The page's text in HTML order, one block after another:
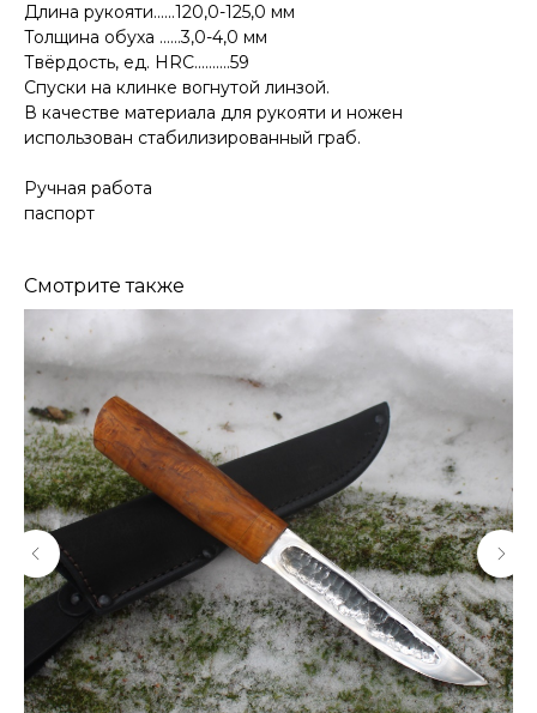
Длина рукояти......120,0-125,0 мм
Толщина обуха ......3,0-4,0 мм
Твёрдость, ед. HRC..........59
Спуски на клинке вогнутой линзой.
В качестве материала для рукояти и ножен
использован стабилизированный граб.
Ручная работа
паспорт
Смотрите также
КОНТАКТЫ
Консультации по телефону и онлайн.
Будем рады продемонстрировать вам
нашу продукцию. Позвоните нам или
оставьте запрос на звонок менеджера
для консультации
Адрес:
"НОЖИ ПАВЛОВО", 606104,
ул. Восточная, 3Б (самовывоз), г. Павлово,
Нижегородская обл., Россия
ООО "ПТФ" ИНН 6686090373
Часы работы:ПН-ПТ с 09.00 до 17.00